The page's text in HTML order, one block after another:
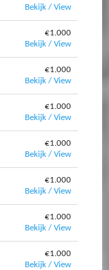
Bekijk / View
€1.000
Bekijk / View
€1.000
Bekijk / View
€1.000
Bekijk / View
€1.000
Bekijk / View
€1.000
Bekijk / View
€1.000
Bekijk / View
€1.000
Bekijk / View